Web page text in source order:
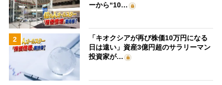
ーから“10…
2
「キオクシアが再び株価10万円になる
日は遠い」資産3億円超のサラリーマン
投資家が…